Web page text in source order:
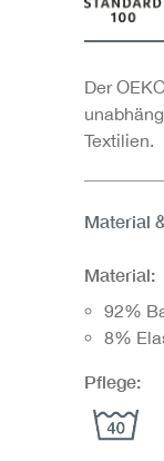
Der
Textilien.
Material
Material:
92%
8%
Pflege: